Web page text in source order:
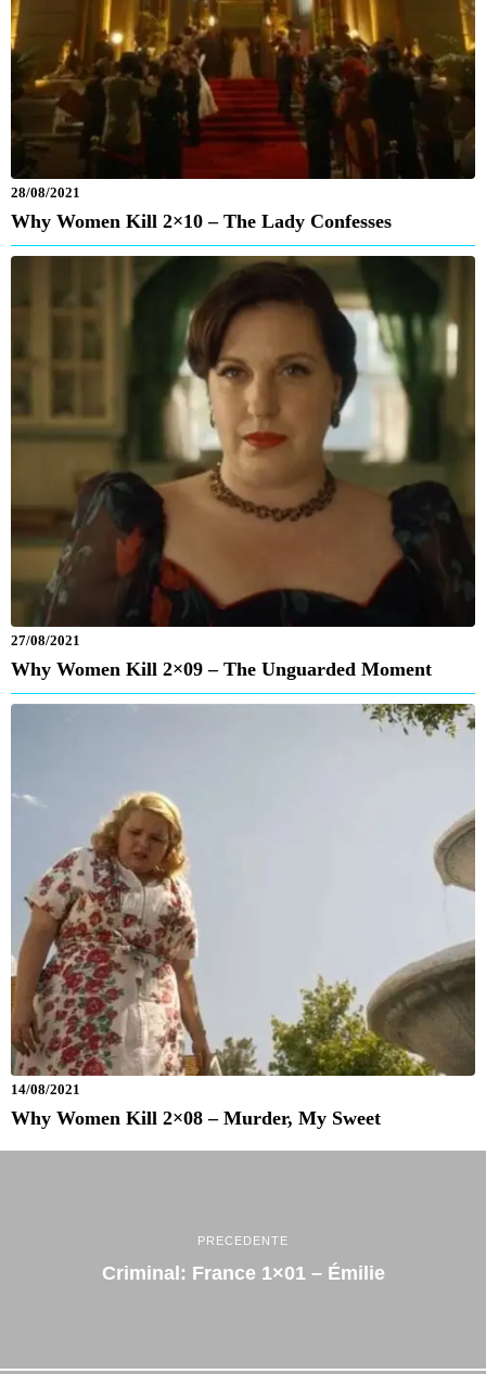
28/08/2021
Why Women Kill 2×10 – The Lady Confesses
27/08/2021
Why Women Kill 2×09 – The Unguarded Moment
14/08/2021
Why Women Kill 2×08 – Murder, My Sweet
PRECEDENTE
Criminal: France 1×01 – Émilie